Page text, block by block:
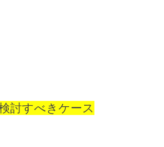
討すべきケース